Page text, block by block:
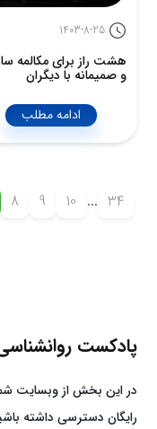
1403-8-25
هشت راز برای مکالمه
و صمیمانه با دیگران
ادامه مطلب
8 9 10 ... 34
پادکست
در این بخش از وبسایت
رایگان دسترسی داشته